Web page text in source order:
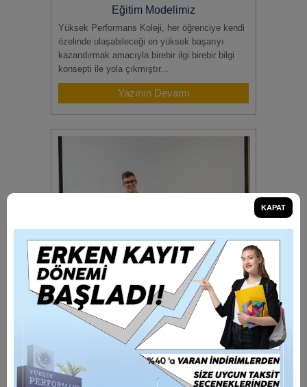
Eğitim Modelimiz
Yüksek Performans Koleji, her öğrenciye kendi
özelinde ulaşabileceği en yüksek başarıyı
kazandırmak amacıyla birebir ilgi birebir bilgi
konsepti ile yola çıkmıştır...
Yazının Devamı
Ölçme ve Değerlendirme
Yüksek Performans Koleji'nde; öğrencilerimizin
performansını daima en üst seviyede
tutabilmek adına uygulanan ölçme ve
değerlendirme çalışmaları, ...
Yazının Devamı
KAPAT